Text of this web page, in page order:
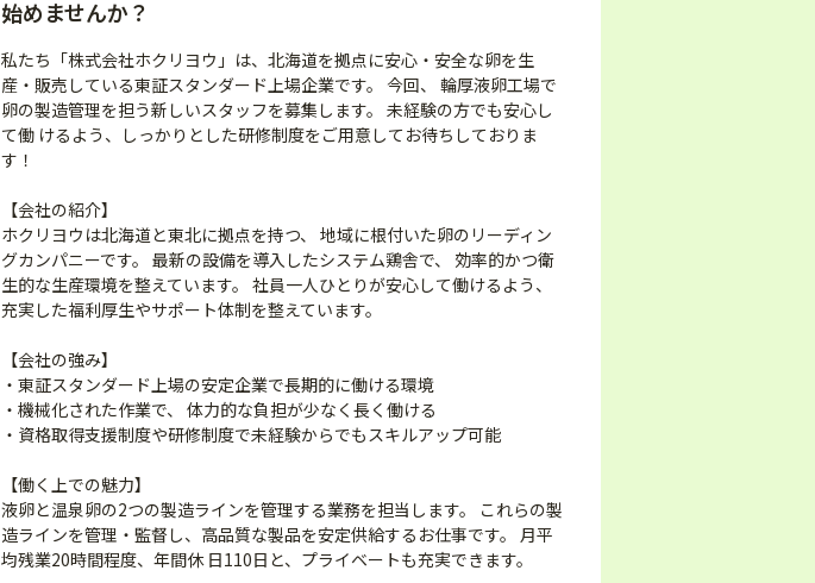
始めませんか？
私たち「株式会社ホクリヨウ」は、北海道を拠点に安心・安全な卵を生
産・販売している東証スタンダード上場企業です。 今回、 輪厚液卵工場で
卵の製造管理を担う新しいスタッフを募集します。 未経験の方でも安心し
て働 けるよう、しっかりとした研修制度をご用意してお待ちしておりま
す！
【会社の紹介】
ホクリヨウは北海道と東北に拠点を持つ、 地域に根付いた卵のリーディン
グカンパニーです。 最新の設備を導入したシステム鶏舎で、 効率的かつ衛
生的な生産環境を整えています。 社員一人ひとりが安心して働けるよう、
充実した福利厚生やサポート体制を整えています。
【会社の強み】
・東証スタンダード上場の安定企業で長期的に働ける環境
・機械化された作業で、 体力的な負担が少なく長く働ける
・資格取得支援制度や研修制度で未経験からでもスキルアップ可能
【働く上での魅力】
液卵と温泉卵の2つの製造ラインを管理する業務を担当します。 これらの製
造ラインを管理・監督し、高品質な製品を安定供給するお仕事です。 月平
均残業20時間程度、年間休 日110日と、プライベートも充実できます。